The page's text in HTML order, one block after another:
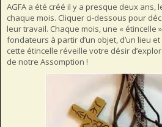
AGFA a été créé il y a presque deux
chaque mois. Cliquer ci-dessous pour
leur travail. Chaque mois, une « étincelle
fondateurs à partir d’un objet, d’un lieu
cette étincelle réveille votre désir
de notre Assomption !